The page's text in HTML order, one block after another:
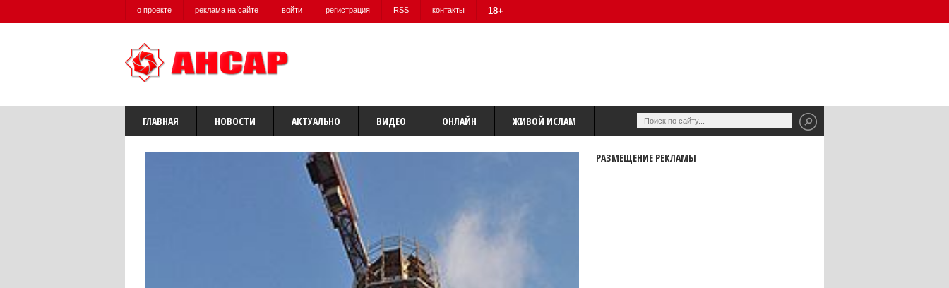
о проекте реклама на сайте войти регистрация RSS контакты 18+
ГЛАВНАЯ НОВОСТИ АКТУАЛЬНО ВИДЕО ОНЛАЙН ЖИВОЙ ИСЛАМ
РАЗМЕЩЕНИЕ РЕКЛАМЫ